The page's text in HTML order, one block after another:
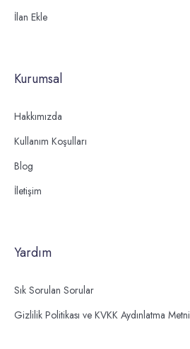
İlan Ekle
Kurumsal
Hakkımızda
Kullanım Koşulları
Blog
İletişim
Yardım
Sık Sorulan Sorular
Gizlilik Politikası ve KVKK Aydınlatma Metni